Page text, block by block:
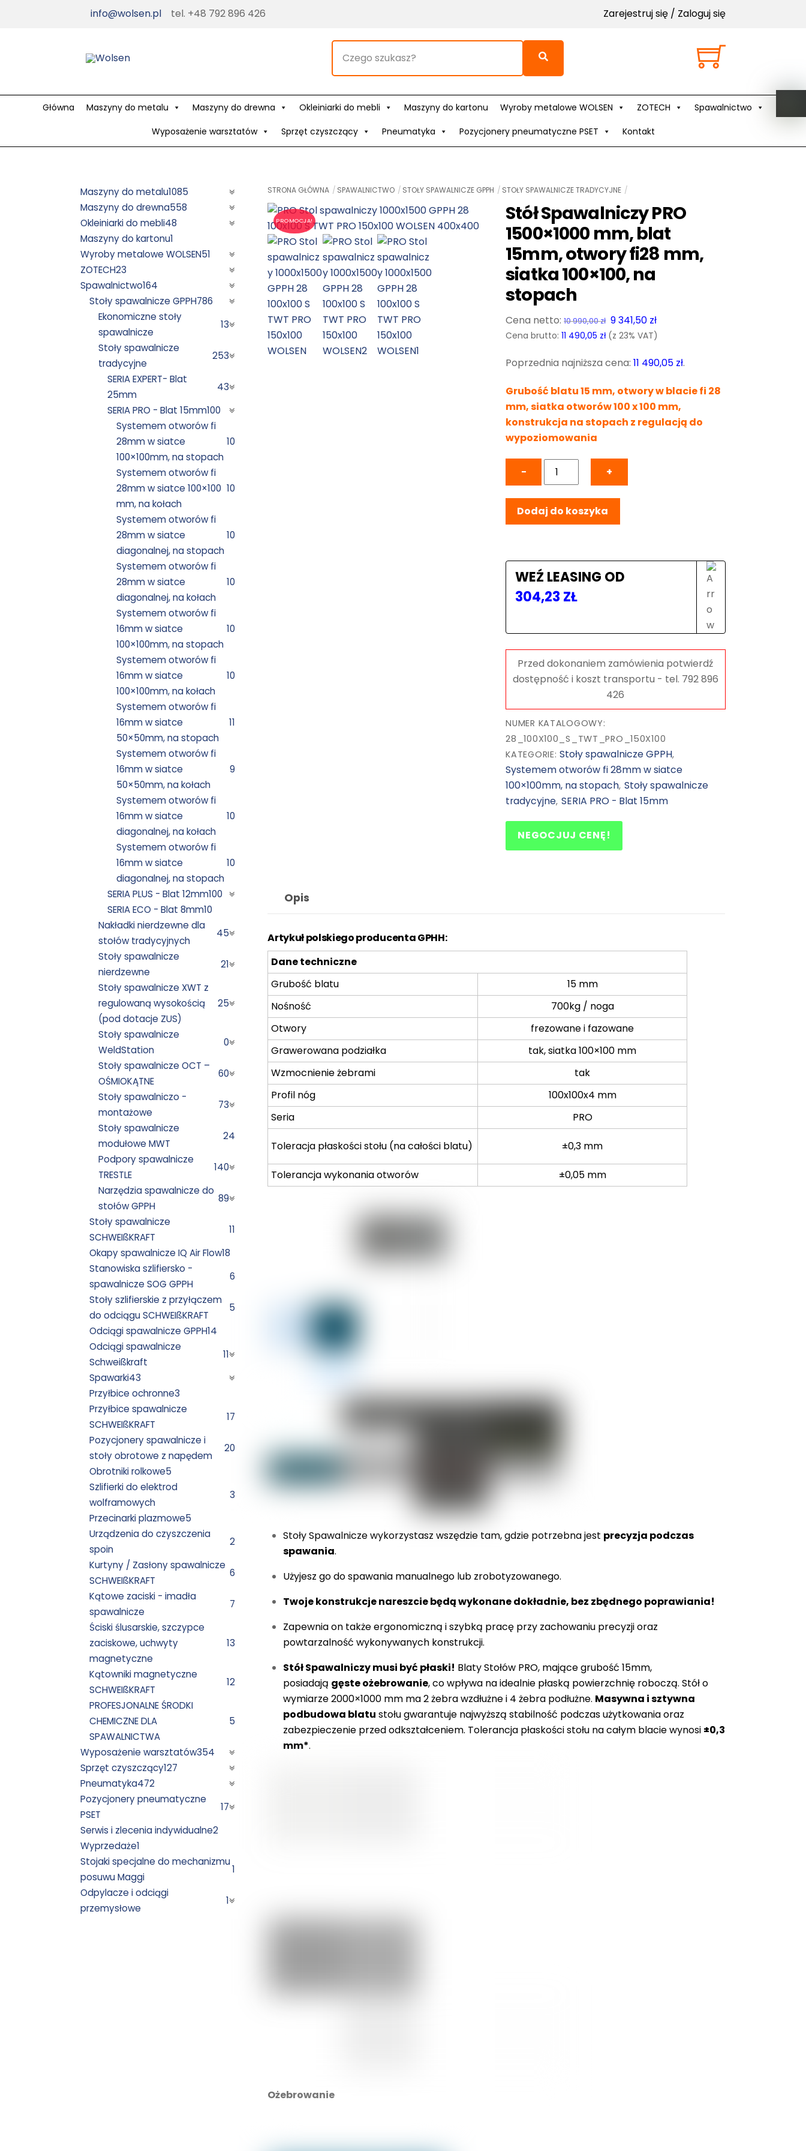
info@wolsen.pl tel. +48 792 896 426 Zarejestruj się / Zaloguj się
Cart
Główna Maszyny do metalu Maszyny do drewna Okleiniarki do mebli Maszyny do kartonu Wyroby metalowe WOLSEN ZOTECH
Spawalnictwo
Wyposażenie warsztatów
Sprzęt czyszczący Pneumatyka Pozycjonery pneumatyczne PSET Kontakt
STRONA GŁÓWNA SPAWALNICTWO STOŁY SPAWALNICZE GPPH STOŁY SPAWALNICZE TRADYCYJNE
PROMOCJA!
Stół Spawalniczy PRO
1500×1000 mm, blat
15mm, otwory fi28 mm,
siatka 100×100, na
stopach
10 990,00zł Pierwotna
cena
10
9 341,50 złAktualna
cena
9
Cena brutto:11 490,05 zł(z 23% VAT)
Poprzednia najniższa cena:11 490,05 zł.
Grubość blatu 15 mm, otwory w blacie fi 28
mm, siatka otworów 100 x 100 mm,
konstrukcja na stopach z regulacją do
wypoziomowania
−
ilość
Spawalniczy
PRO
1500x1000
blat
15mm,
otwory
fi28
siatka
100x100,
na
stopach
+
Dodaj do koszyka
WEŹ LEASING OD
304,23 ZŁ
NUMER KATALOGOWY:
28_100X100_S_TWT_PRO_150X100
KATEGORIE:Stoły spawalnicze GPPH,
Systemem otworów fi 28mm w siatce
100×100mm, na stopach, Stoły spawalnicze
tradycyjne, SERIA PRO - Blat 15mm
NEGOCJUJ CENĘ!
Opis
Artykuł polskiego producenta GPHH:
Dane techniczne
Grubość blatu
15 mm
Nośność
700kg / noga
Otwory
frezowane i fazowane
Grawerowana podziałka
tak, siatka 100×100 mm
Wzmocnienie żebrami
tak
Profil nóg
100x100x4 mm
Seria
PRO
Toleracja płaskości stołu (na całości blatu) ±0,3 mm
Tolerancja wykonania otworów ±0,05 mm
Stoły Spawalnicze wykorzystasz wszędzie tam, gdzie potrzebna jest precyzja podczas
spawania.
Użyjesz go do spawania manualnego lub zrobotyzowanego.
Twoje konstrukcje nareszcie będą wykonane dokładnie, bez zbędnego poprawiania!
Zapewnia on także ergonomiczną i szybką pracę przy zachowaniu precyzji oraz
powtarzalność wykonywanych konstrukcji.
Stół Spawalniczy musi być płaski! Blaty Stołów PRO, mające grubość 15mm,
posiadają gęste ożebrowanie, co wpływa na idealnie płaską powierzchnię roboczą. Stół o
wymiarze 2000×1000 mm ma 2 żebra wzdłużne i 4 żebra podłużne. Masywna i sztywna
podbudowa blatu stołu gwarantuje najwyższą stabilność podczas użytkowania oraz
zabezpieczenie przed odkształceniem. Tolerancja płaskości stołu na całym blacie wynosi ±0,3
mm*.
Ożebrowanie
Maszyny do metalu1085
Maszyny do drewna558
Okleiniarki do mebli48
Maszyny do kartonu1
Wyroby metalowe WOLSEN51
ZOTECH23
Spawalnictwo164
Stoły spawalnicze GPPH786
Ekonomiczne stoły
spawalnicze
13
Stoły spawalnicze
tradycyjne
253
SERIA EXPERT- Blat
25mm
43
SERIA PRO - Blat 15mm100
Systemem otworów fi
28mm w siatce
100×100mm, na stopach
10
Systemem otworów fi
28mm w siatce 100×100
mm, na kołach
10
Systemem otworów fi
28mm w siatce
diagonalnej, na stopach
10
Systemem otworów fi
28mm w siatce
diagonalnej, na kołach
10
Systemem otworów fi
16mm w siatce
100×100mm, na stopach
10
Systemem otworów fi
16mm w siatce
100×100mm, na kołach
10
Systemem otworów fi
16mm w siatce
50×50mm, na stopach
11
Systemem otworów fi
16mm w siatce
50×50mm, na kołach
9
Systemem otworów fi
16mm w siatce
diagonalnej, na kołach
10
Systemem otworów fi
16mm w siatce
diagonalnej, na stopach
10
SERIA PLUS - Blat 12mm100
SERIA ECO - Blat 8mm10
Nakładki nierdzewne dla
stołów tradycyjnych
45
Stoły spawalnicze
nierdzewne
21
Stoły spawalnicze XWT z
regulowaną wysokością
(pod dotacje ZUS)
25
Stoły spawalnicze
WeldStation
0
Stoły spawalnicze OCT –
OŚMIOKĄTNE
60
Stoły spawalniczo -
montażowe
73
Stoły spawalnicze
modułowe MWT
24
Podpory spawalnicze
TRESTLE
140
Narzędzia spawalnicze do
stołów GPPH
89
Stoły spawalnicze
SCHWEIßKRAFT
11
Okapy spawalnicze IQ Air Flow18
Stanowiska szlifiersko -
spawalnicze SOG GPPH
6
Stoły szlifierskie z przyłączem
do odciągu SCHWEIßKRAFT
5
Odciągi spawalnicze GPPH14
Odciągi spawalnicze
Schweißkraft
11
Spawarki43
Przyłbice ochronne3
Przyłbice spawalnicze
SCHWEIßKRAFT
17
Pozycjonery spawalnicze i
stoły obrotowe z napędem
20
Obrotniki rolkowe5
Szlifierki do elektrod
wolframowych
3
Przecinarki plazmowe5
Urządzenia do czyszczenia
spoin
2
Kurtyny / Zasłony spawalnicze
SCHWEIßKRAFT
6
Kątowe zaciski - imadła
spawalnicze
7
Ściski ślusarskie, szczypce
zaciskowe, uchwyty
magnetyczne
13
Kątowniki magnetyczne
SCHWEIßKRAFT
12
PROFESJONALNE ŚRODKI
CHEMICZNE DLA
SPAWALNICTWA
5
Wyposażenie warsztatów354
Sprzęt czyszczący127
Pneumatyka472
Pozycjonery pneumatyczne
PSET
17
Serwis i zlecenia indywidualne2
Wyprzedaże1
Stojaki specjalne do mechanizmu
posuwu Maggi
1
Odpylacze i odciągi
przemysłowe
1